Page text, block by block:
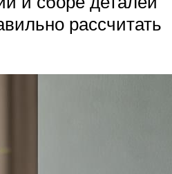
рассчитать